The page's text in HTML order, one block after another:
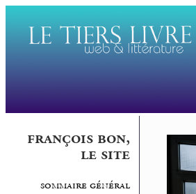
françois bon,
le site
sommaire général